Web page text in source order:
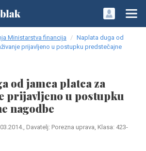
Ministarstva financija
Naplata duga od
prijavljeno u postupku predstečajne
od jamca platca za
prijavljeno u postupku
nagodbe
Davatelj: Porezna uprava, Klasa: 423-